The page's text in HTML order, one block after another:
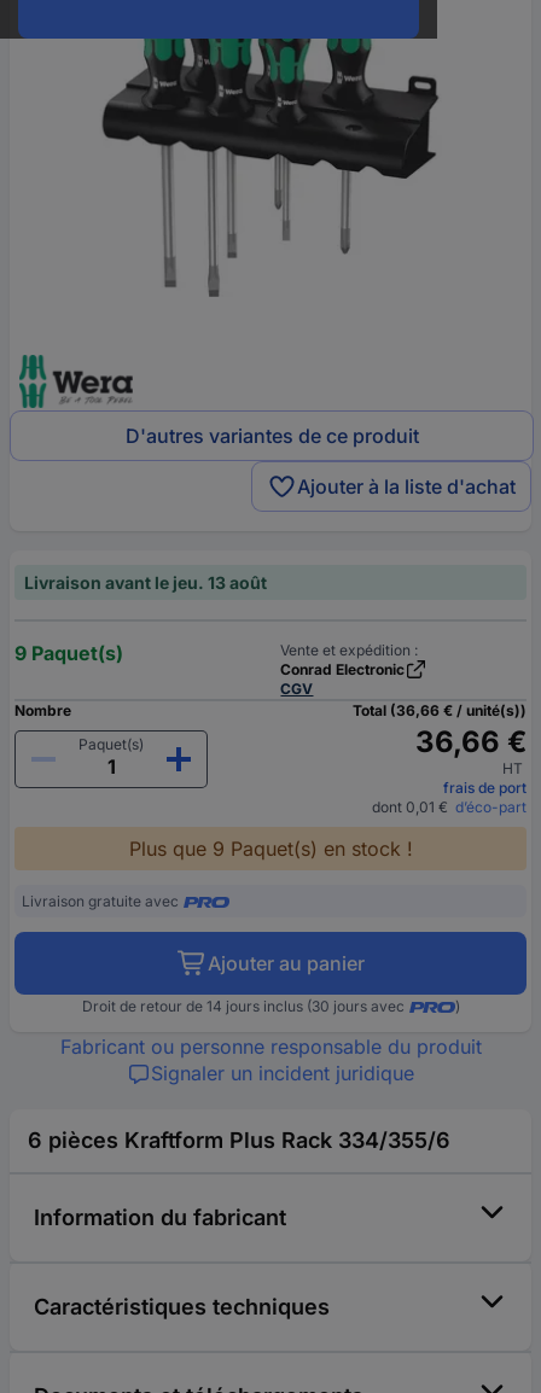
D'autres variantes de ce produit
Ajouter à la liste d'achat
Livraison avant le jeu. 13 août
9 Paquet(s)
Vente et expédition :
Conrad Electronic
CGV
Nombre
Paquet(s)
Total (36,66 € / unité(s))
36,66 €
HT
frais de port
dont 0,01 € d’éco-part
Plus que 9 Paquet(s) en stock !
Livraison gratuite avec
Ajouter au panier
Droit de retour de 14 jours inclus (30 jours avec )
Fabricant ou personne responsable du produit
Signaler un incident juridique
6 pièces Kraftform Plus Rack 334/355/6
Information du fabricant
Caractéristiques techniques